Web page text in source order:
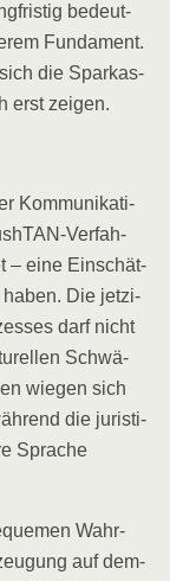
bedeut­
Fun­da­ment.
die Spar­kas­
erst zeigen.
Kom­mu­ni­ka­ti­
Ver­fah­
– eine Ein­schät­
haben. Die jet­zi­
darf nicht
Schwä­
wie­gen sich
die juris­ti­
Spra­che
Wahr­
auf dem­